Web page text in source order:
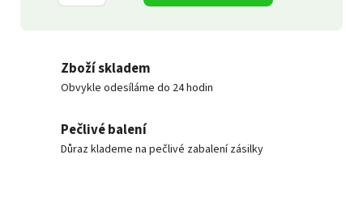
Zboží skladem
Obvykle odesíláme do 24 hodin
Pečlivé balení
Důraz klademe na pečlivé zabalení zásilky